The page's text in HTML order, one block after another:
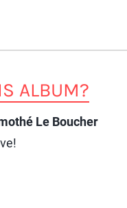
ALBUM?
Le Boucher